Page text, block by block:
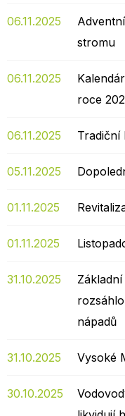
06.11.2025
stromu
06.11.2025
roce
06.11.2025 Tradiční
05.11.2025
01.11.2025
01.11.2025
31.10.2025
nápadů
31.10.2025 Vysoké
30.10.2025